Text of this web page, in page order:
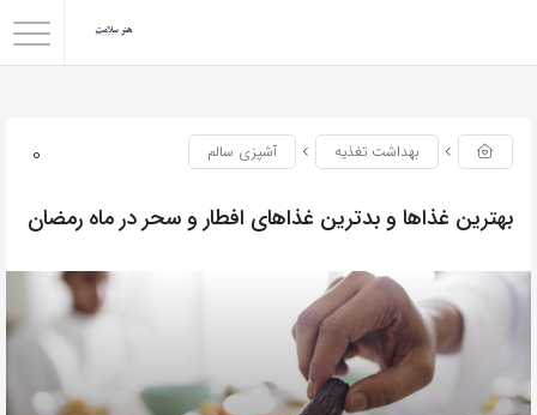
بهداشت تغذیه آشپزی سالم
بهترین غذاها و بدترین غذاهای افطار و سحر در ماه رمضان